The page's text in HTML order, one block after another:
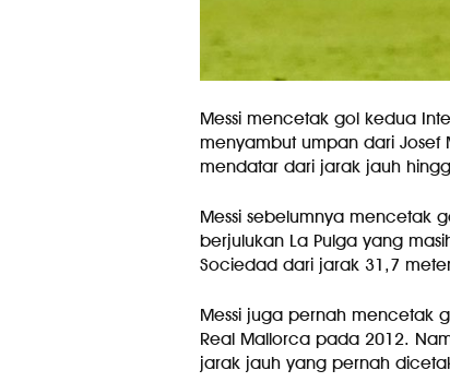
Messi mencetak gol kedua
menyambut umpan dari Josef
mendatar dari jarak jauh
Messi sebelumnya mencetak
berjulukan La Pulga yang
Sociedad dari jarak 31,7
Messi juga pernah mencetak
Real Mallorca pada 2012.
jarak jauh yang pernah